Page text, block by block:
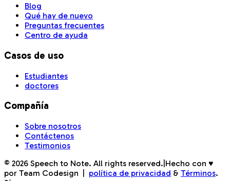
Blog
Qué hay de nuevo
Preguntas frecuentes
Centro de ayuda
Casos de uso
Estudiantes
doctores
Compañía
Sobre nosotros
Contáctenos
Testimonios
© 2026 Speech to Note. All rights reserved. Hecho con ♥
por Team Codesign
política de privacidad & Términos.